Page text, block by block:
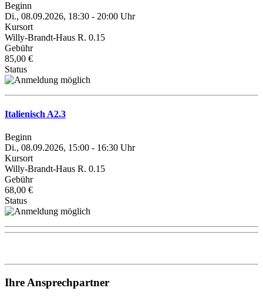
Beginn
Di., 08.09.2026, 18:30 - 20:00 Uhr
Kursort
Willy-Brandt-Haus R. 0.15
Gebühr
85,00 €
Status
Italienisch A2.3
Beginn
Di., 08.09.2026, 15:00 - 16:30 Uhr
Kursort
Willy-Brandt-Haus R. 0.15
Gebühr
68,00 €
Status
Ihre Ansprechpartner